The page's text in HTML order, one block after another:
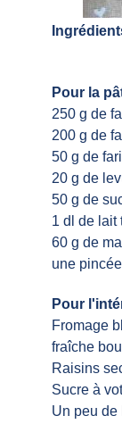
Pour la
250 g de
200 g de
50 g de
20 g de
50 g de
1 dl de lait
60 g de
une
Pour
Fromage
fraîche
Raisins
Sucre à
Un peu de